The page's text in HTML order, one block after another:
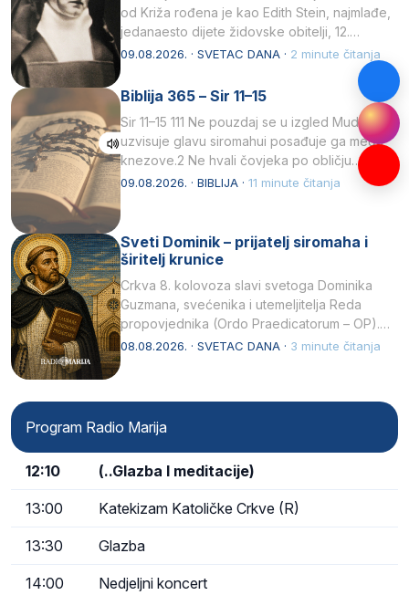
od Križa rođena je kao Edith Stein, najmlađe,
jedanaesto dijete židovske obitelji, 12.
listopada 1891, u Wrocławu…
09.08.2026. · SVETAC DANA · 2 minute čitanja
Biblija 365 – Sir 11–15
Sir 11–15 111 Ne pouzdaj se u izgled Mudrost
uzvisuje glavu siromahui posađuje ga među
knezove.2 Ne hvali čovjeka po obličju
njegovui…
09.08.2026. · BIBLIJA · 11 minute čitanja
Sveti Dominik – prijatelj siromaha i
širitelj krunice
Crkva 8. kolovoza slavi svetoga Dominika
Guzmana, svećenika i utemeljitelja Reda
propovjednika (Ordo Praedicatorum – OP).
Svojim životom, dubokom ljubavlju prema
08.08.2026. · SVETAC DANA · 3 minute čitanja
Program Radio Marija
12:10 (..Glazba I meditacije)
13:00 Katekizam Katoličke Crkve (R)
13:30 Glazba
14:00 Nedjeljni koncert